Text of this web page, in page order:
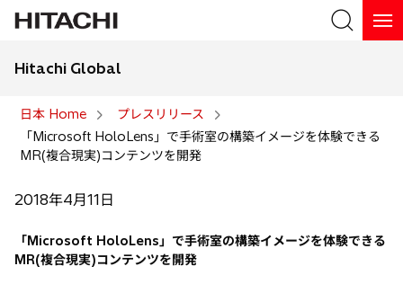
検索
Hitachi Global
日本 Home
プレスリリース
「Microsoft HoloLens」で手術室の構築イメージを体験できる
MR(複合現実)コンテンツを開発
2018年4月11日
「Microsoft HoloLens」で手術室の構築イメージを体験できる
MR(複合現実)コンテンツを開発